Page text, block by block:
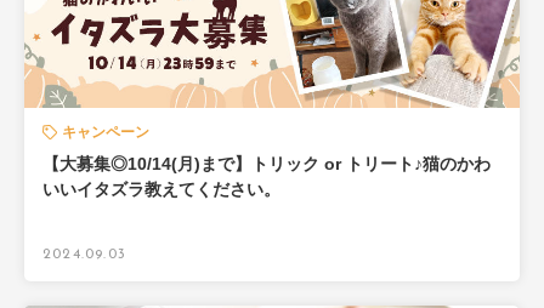
キャンペーン
【大募集◎10/14(月)まで】トリック or トリート♪猫のかわ
いいイタズラ教えてください。
2024.09.03